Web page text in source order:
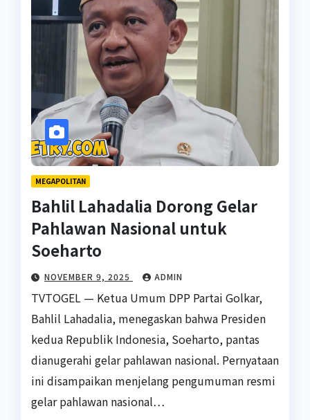
MEGAPOLITAN
Bahlil Lahadalia Dorong Gelar
Pahlawan Nasional untuk
Soeharto
NOVEMBER 9, 2025 ADMIN
TVTOGEL — Ketua Umum DPP Partai Golkar,
Bahlil Lahadalia, menegaskan bahwa Presiden
kedua Republik Indonesia, Soeharto, pantas
dianugerahi gelar pahlawan nasional. Pernyataan
ini disampaikan menjelang pengumuman resmi
gelar pahlawan nasional…